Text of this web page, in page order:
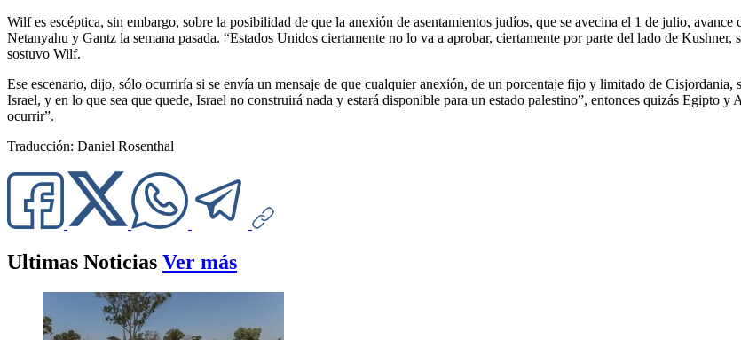
Wilf es escéptica, sin embargo, sobre la posibilidad de que la anexión de asentamientos judíos, que se avecina el 1 de julio,
Netanyahu y Gantz la semana pasada. “Estados Unidos ciertamente no lo va a aprobar, ciertamente por parte del lado de
sostuvo Wilf.
Ese escenario, dijo, sólo ocurriría si se envía un mensaje de que cualquier anexión, de un porcentaje fijo y limitado de
Israel, y en lo que sea que quede, Israel no construirá nada y estará disponible para un estado palestino”, entonces quizás Egipto
ocurrir”.
Traducción: Daniel Rosenthal
Ultimas Noticias Ver más